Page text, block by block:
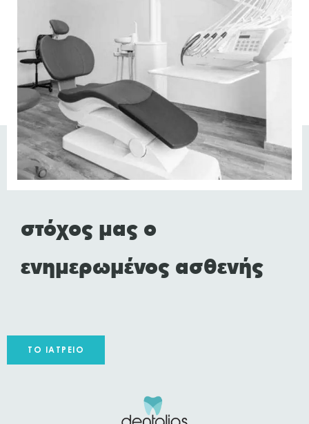
στόχος μας ο
ενημερωμένος ασθενής
ΤΟ ΙΑΤΡΕΊΟ